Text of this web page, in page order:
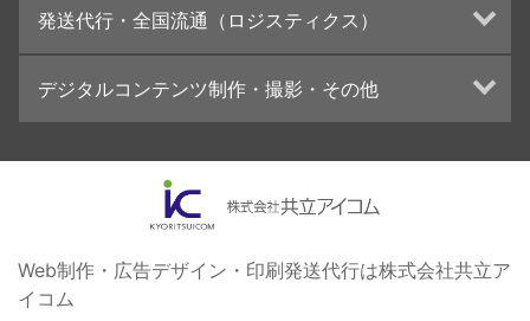
学校・会社案内パンフレット制作・印刷
高精細印刷（スブリマ印刷）
社内報
名刺
一般印刷 （オンデマンド・オフセット）
ユニバーサル・コミュニケーション・デザイン
ブランディング戦略
コンテンツ制作
採用プロモーション
発送代行・全国流通（ロジスティクス）
デジタルコンテンツ制作・撮影・その他
イラスト・キャラクター制作
ロゴデザイン・CI設計
コピー・ライティング
電子ブック制作
Web制作・広告デザイン・印刷発送代行は株式会社共立ア
イコム